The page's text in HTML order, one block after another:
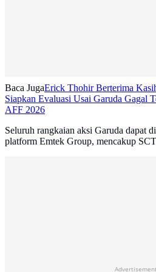
Baca JugaErick Thohir Berterima
Siapkan Evaluasi Usai Garuda Gagal
AFF 2026
Seluruh rangkaian aksi Garuda dapat
platform Emtek Group, mencakup
Advertisement